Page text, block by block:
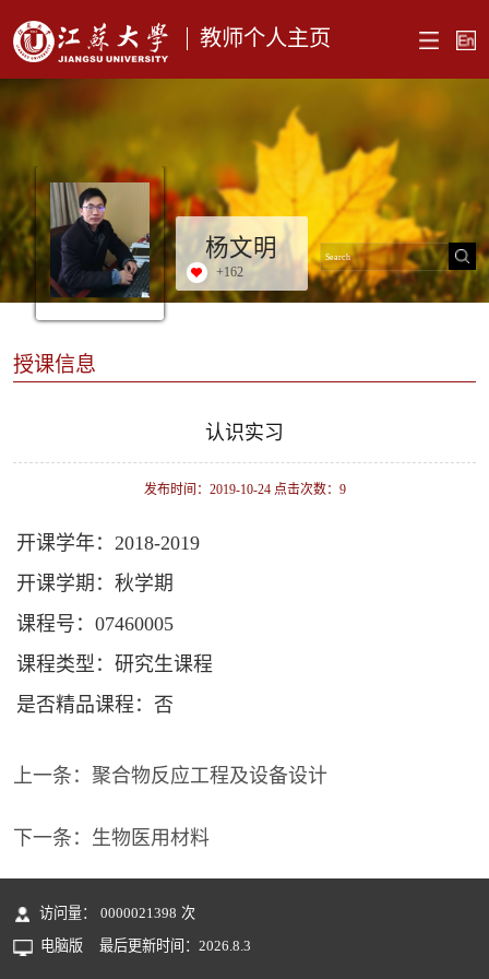
教师个人主页
杨文明
+162
授课信息
认识实习
发布时间：2019-10-24 点击次数： 9
开课学年：2018-2019
开课学期：秋学期
课程号：07460005
课程类型：研究生课程
是否精品课程：否
上一条： 聚合物反应工程及设备设计
下一条： 生物医用材料
访问量： 0000021398 次
电脑版
最后更新时间： 2026.8.3